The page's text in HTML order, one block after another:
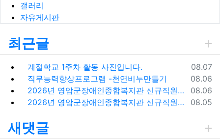
갤러리
자유게시판
최근글
등록일
08.07
계절학교 1주차 활동 사진입니다.
등록일
08.06
직무능력향상프로그램 -천연비누만들기
등록일
08.06
2026년 영암군장애인종합복지관 신규직원(팀원) 채용 재공고
등록일
08.05
2026년 영암군장애인종합복지관 신규직원(팀원) 채용 재공고 결과
새댓글